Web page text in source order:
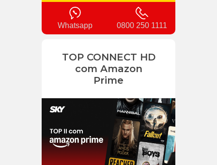
Whatsapp 0800 250 1111
TOP CONNECT HD
com Amazon
Prime